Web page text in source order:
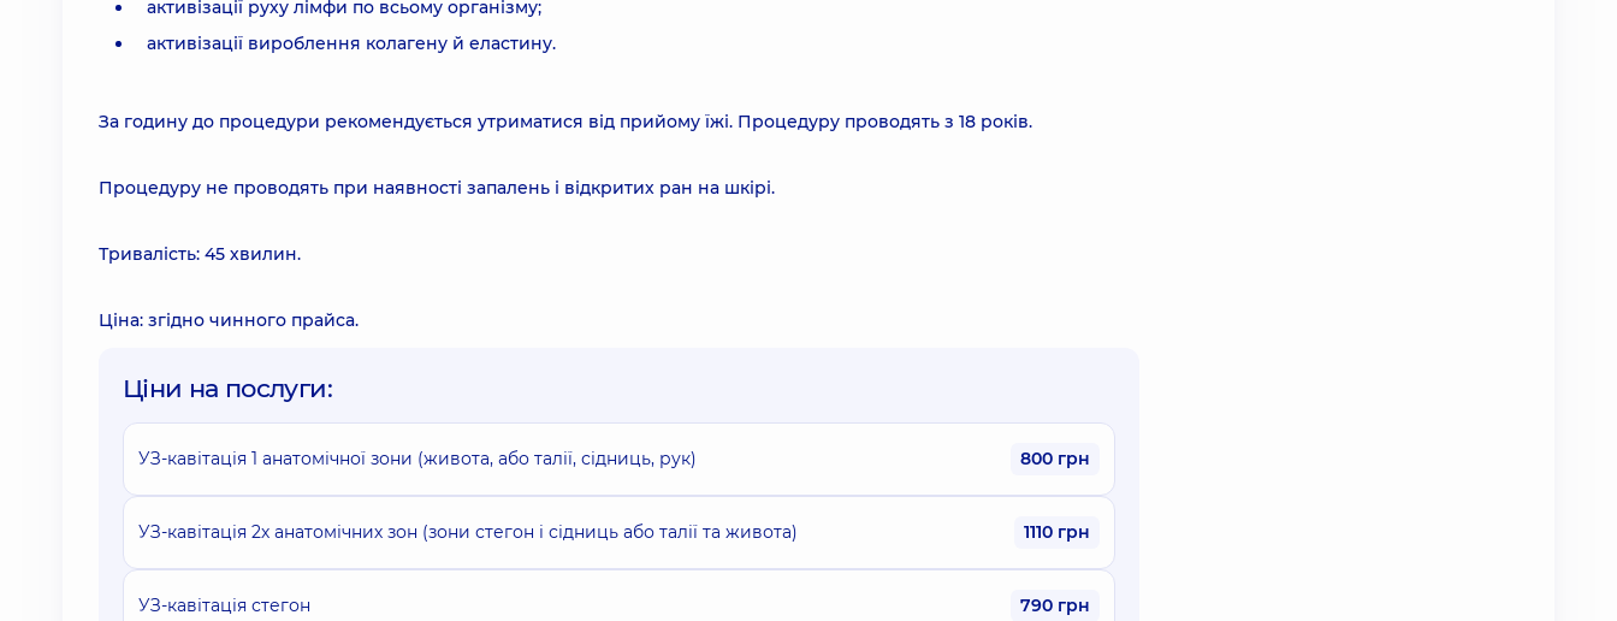
активізації руху лімфи по всьому організму;
активізації вироблення колагену й еластину.
За годину до процедури рекомендується утриматися від прийому їжі. Процедуру проводять з 18 років.
Процедуру не проводять при наявності запалень і відкритих ран на шкірі.
Тривалість: 45 хвилин.
Ціна: згідно чинного прайса.
Ціни на послуги:
УЗ-кавітація 1 анатомічної зони (живота, або талії, сідниць, рук) 800 грн
УЗ-кавітація 2х анатомічних зон (зони стегон і сідниць або талії та живота) 1110 грн
УЗ-кавітація стегон 790 грн